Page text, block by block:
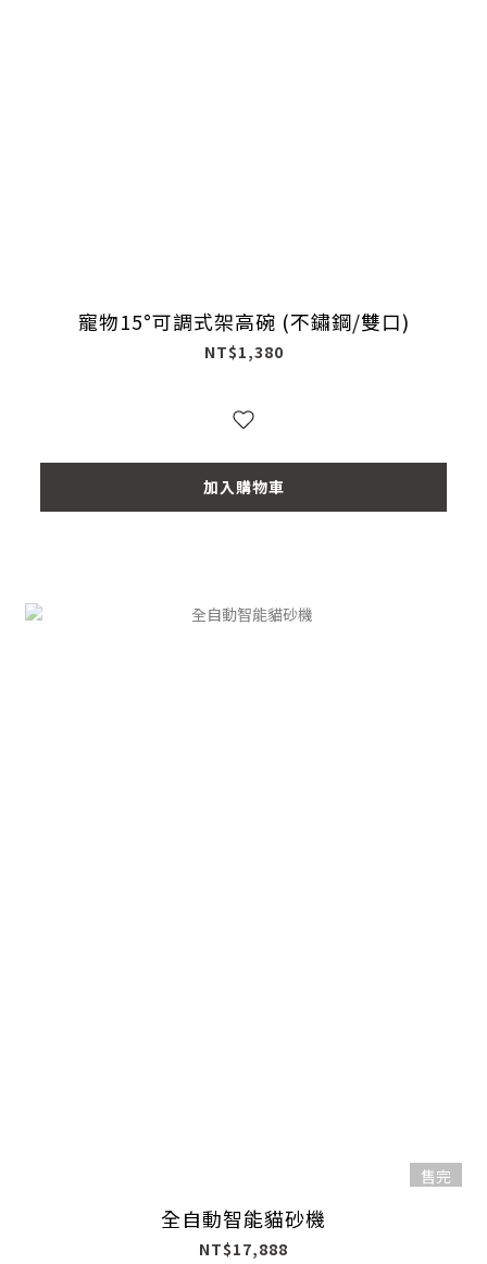
寵物15°可調式架高碗 (不鏽鋼/雙口)
NT$1,380
加入購物車
售完
全自動智能貓砂機
NT$17,888